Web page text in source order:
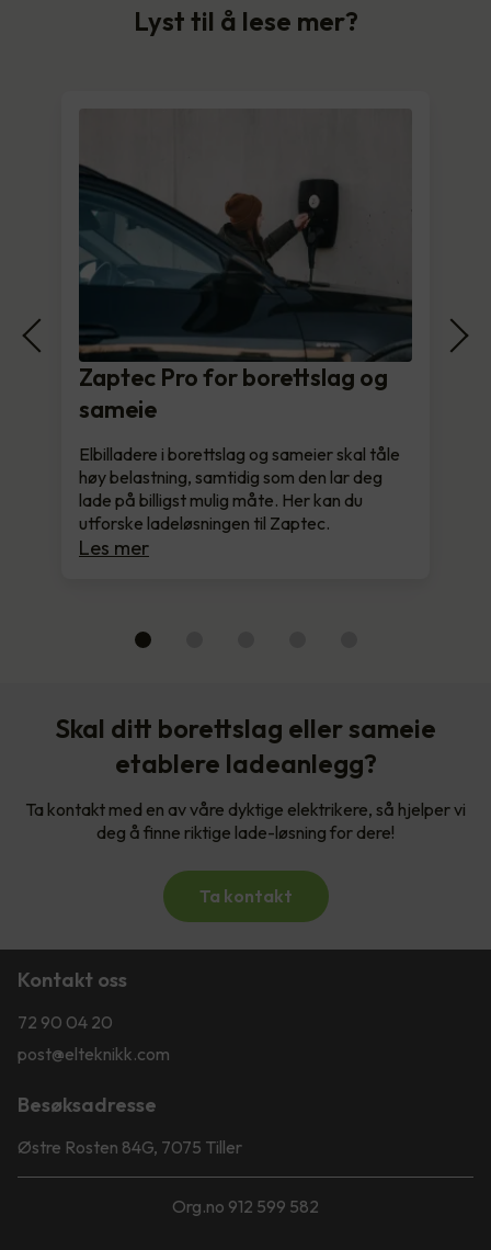
Lyst til å lese mer?
Zaptec Pro for borettslag og
sameie
Elbilladere i borettslag og sameier skal tåle
høy belastning, samtidig som den lar deg
lade på billigst mulig måte. Her kan du
utforske ladeløsningen til Zaptec.
Les mer
Skal ditt borettslag eller sameie
etablere ladeanlegg?
Ta kontakt med en av våre dyktige elektrikere, så hjelper vi
deg å finne riktige lade-løsning for dere!
Ta kontakt
Kontakt oss
72 90 04 20
post@elteknikk.com
Besøksadresse
Østre Rosten 84G, 7075 Tiller
Org.no 912 599 582